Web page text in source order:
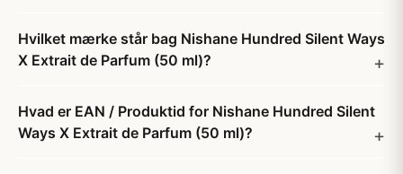
Hvilket mærke står bag Nishane Hundred Silent Ways
X Extrait de Parfum (50 ml)?
Hvad er EAN / Produktid for Nishane Hundred Silent
Ways X Extrait de Parfum (50 ml)?